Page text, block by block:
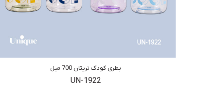
بطری کودک تریتان 700 میل
UN-1922